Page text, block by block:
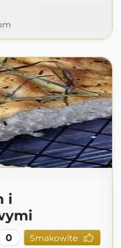
i
0 Smakowite